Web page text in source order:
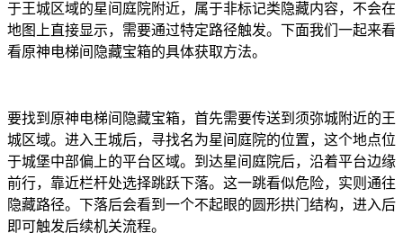
于王城区域的星间庭院附近，属于非标记类隐藏内容，不会在
地图上直接显示，需要通过特定路径触发。下面我们一起来看
看原神电梯间隐藏宝箱的具体获取方法。
要找到原神电梯间隐藏宝箱，首先需要传送到须弥城附近的王
城区域。进入王城后，寻找名为星间庭院的位置，这个地点位
于城堡中部偏上的平台区域。到达星间庭院后，沿着平台边缘
前行，靠近栏杆处选择跳跃下落。这一跳看似危险，实则通往
隐藏路径。下落后会看到一个不起眼的圆形拱门结构，进入后
即可触发后续机关流程。